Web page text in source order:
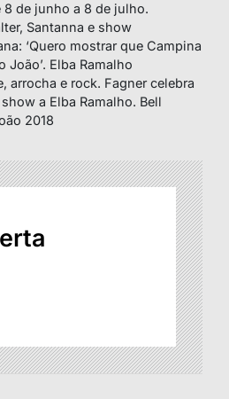
de junho a 8 de julho.
Santanna e show
‘Quero mostrar que Campina
João’. Elba Ramalho
arrocha e rock. Fagner celebra
a Elba Ramalho. Bell
2018